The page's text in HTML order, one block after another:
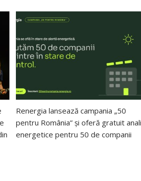
Renergia lansează campania „50
pentru România” și oferă gratuit
energetice pentru 50 de companii